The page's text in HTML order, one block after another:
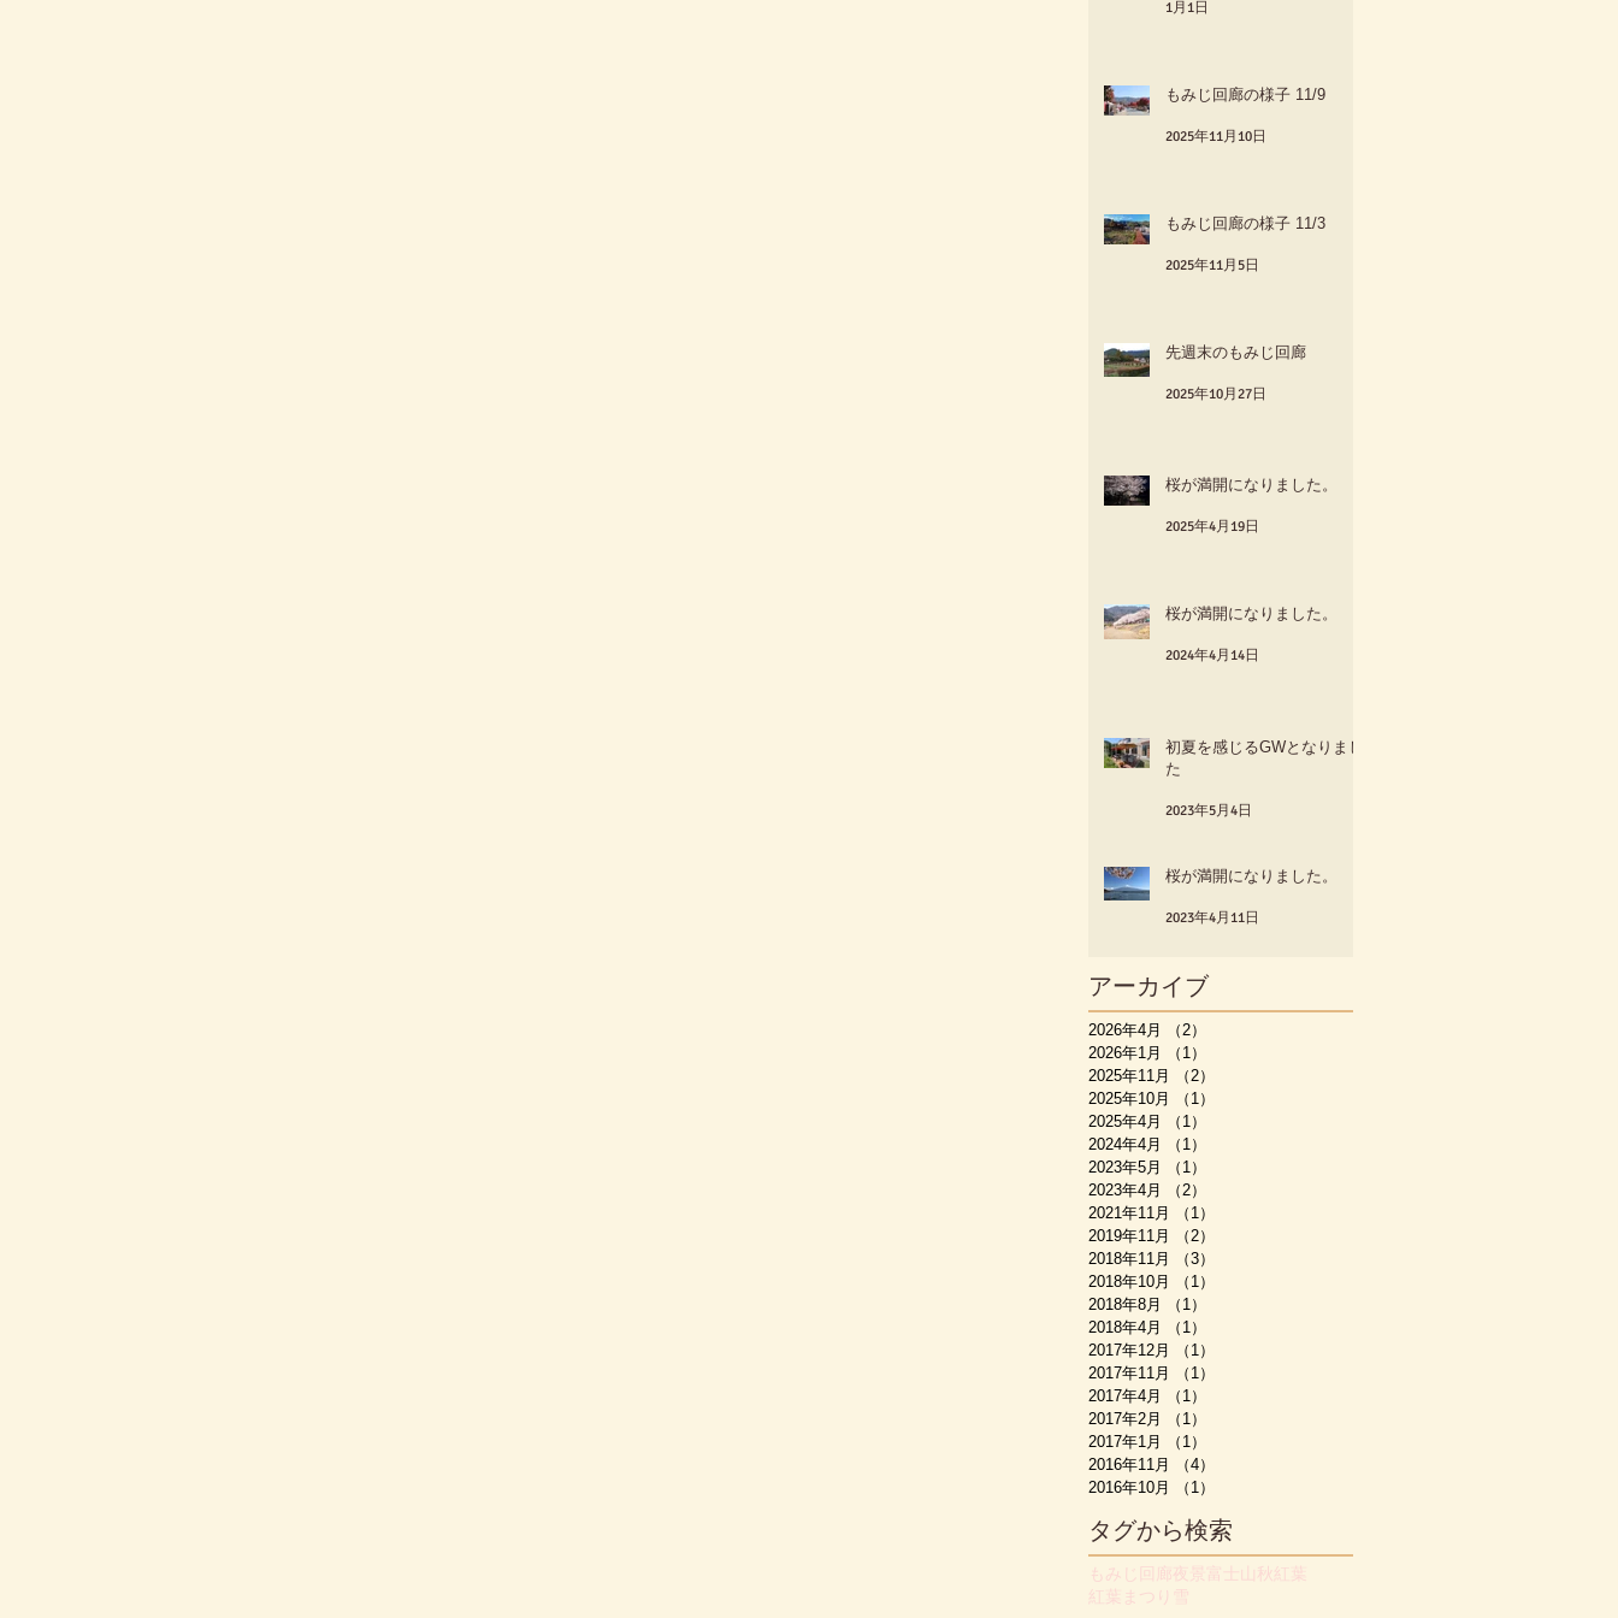
1月1日
もみじ回廊の様子 11/9
2025年11月10日
もみじ回廊の様子 11/3
2025年11月5日
先週末のもみじ回廊
2025年10月27日
桜が満開になりました。
2025年4月19日
桜が満開になりました。
2024年4月14日
初夏を感じるGWとなりまし
た
2023年5月4日
桜が満開になりました。
2023年4月11日
アーカイブ
2026年4月 （2）
2026年1月
（1）
2025年11月
（2）
2025年10月
（1）
2025年4月
（1）
2024年4月
（1）
2023年5月
（1）
2023年4月
（2）
2021年11月
（1）
2019年11月
（2）
2018年11月
（3）
2018年10月
（1）
2018年8月
（1）
2018年4月
（1）
2017年12月
（1）
2017年11月
（1）
2017年4月
（1）
2017年2月
（1）
2017年1月
（1）
2016年11月
（4）
2016年10月
（1）
タグから検索
もみじ回廊夜景 富士山 秋紅葉
紅葉まつり
雪